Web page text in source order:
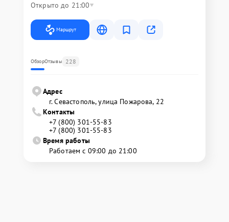
Открыто до 21:00
Маршрут
ОбзорОтзывы 228
Адрес
г. Севастополь, улица Пожарова, 22
Контакты
+7 (800) 301-55-83
+7 (800) 301-55-83
Время работы
Работаем с 09:00 до 21:00